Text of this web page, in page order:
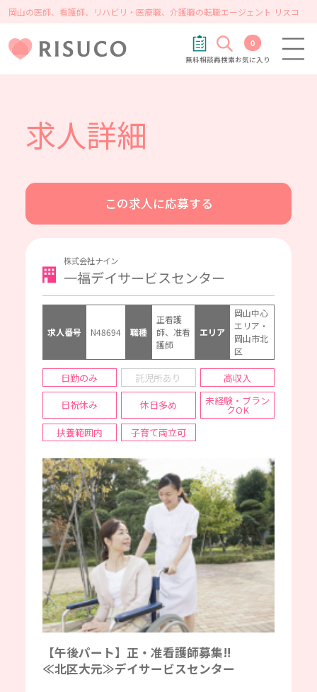
岡山の医師、看護師、リハビリ・医療職、介護職の転職エージェント リスコ
無料相談再検索
0
お気に入り
求人詳細
この求人に応募する
株式会社ナイン
一福デイサービスセンター
求人番号 N48694 職種
正看護
師、准看
護師
エリア
岡山中心
エリア・
岡山市北
区
日勤のみ 託児所あり 高収入
日祝休み 休日多め 未経験・ブラン
クOK
扶養範囲内
子育て両立可
【午後パート】正・准看護師募集‼
≪北区大元≫デイサービスセンター